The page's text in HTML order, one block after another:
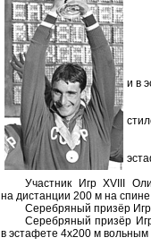
и в
Участник Игр XVIII
на дистанции 200 м на
Серебряный призёр
Серебряный призёр
в эстафете 4х200 м вольным